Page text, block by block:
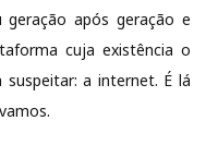
geração após geração e
cuja existência o
a internet. É lá